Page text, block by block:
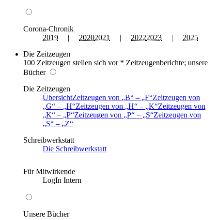
Corona-Chronik
2019 | 20202021 | 20222023 | 2025
Die Zeitzeugen
100 Zeitzeugen stellen sich vor * Zeitzeugenberichte; unsere
Bücher
Die Zeitzeugen
ÜbersichtZeitzeugen von B – F Zeitzeugen von
G
– H Zeitzeugen von H – K Zeitzeugen von
K
– P Zeitzeugen von P – S Zeitzeugen von
S
–
Z
Schreibwerkstatt
Die Schreibwerkstatt
Für Mitwirkende
LogIn Intern
Unsere Bücher